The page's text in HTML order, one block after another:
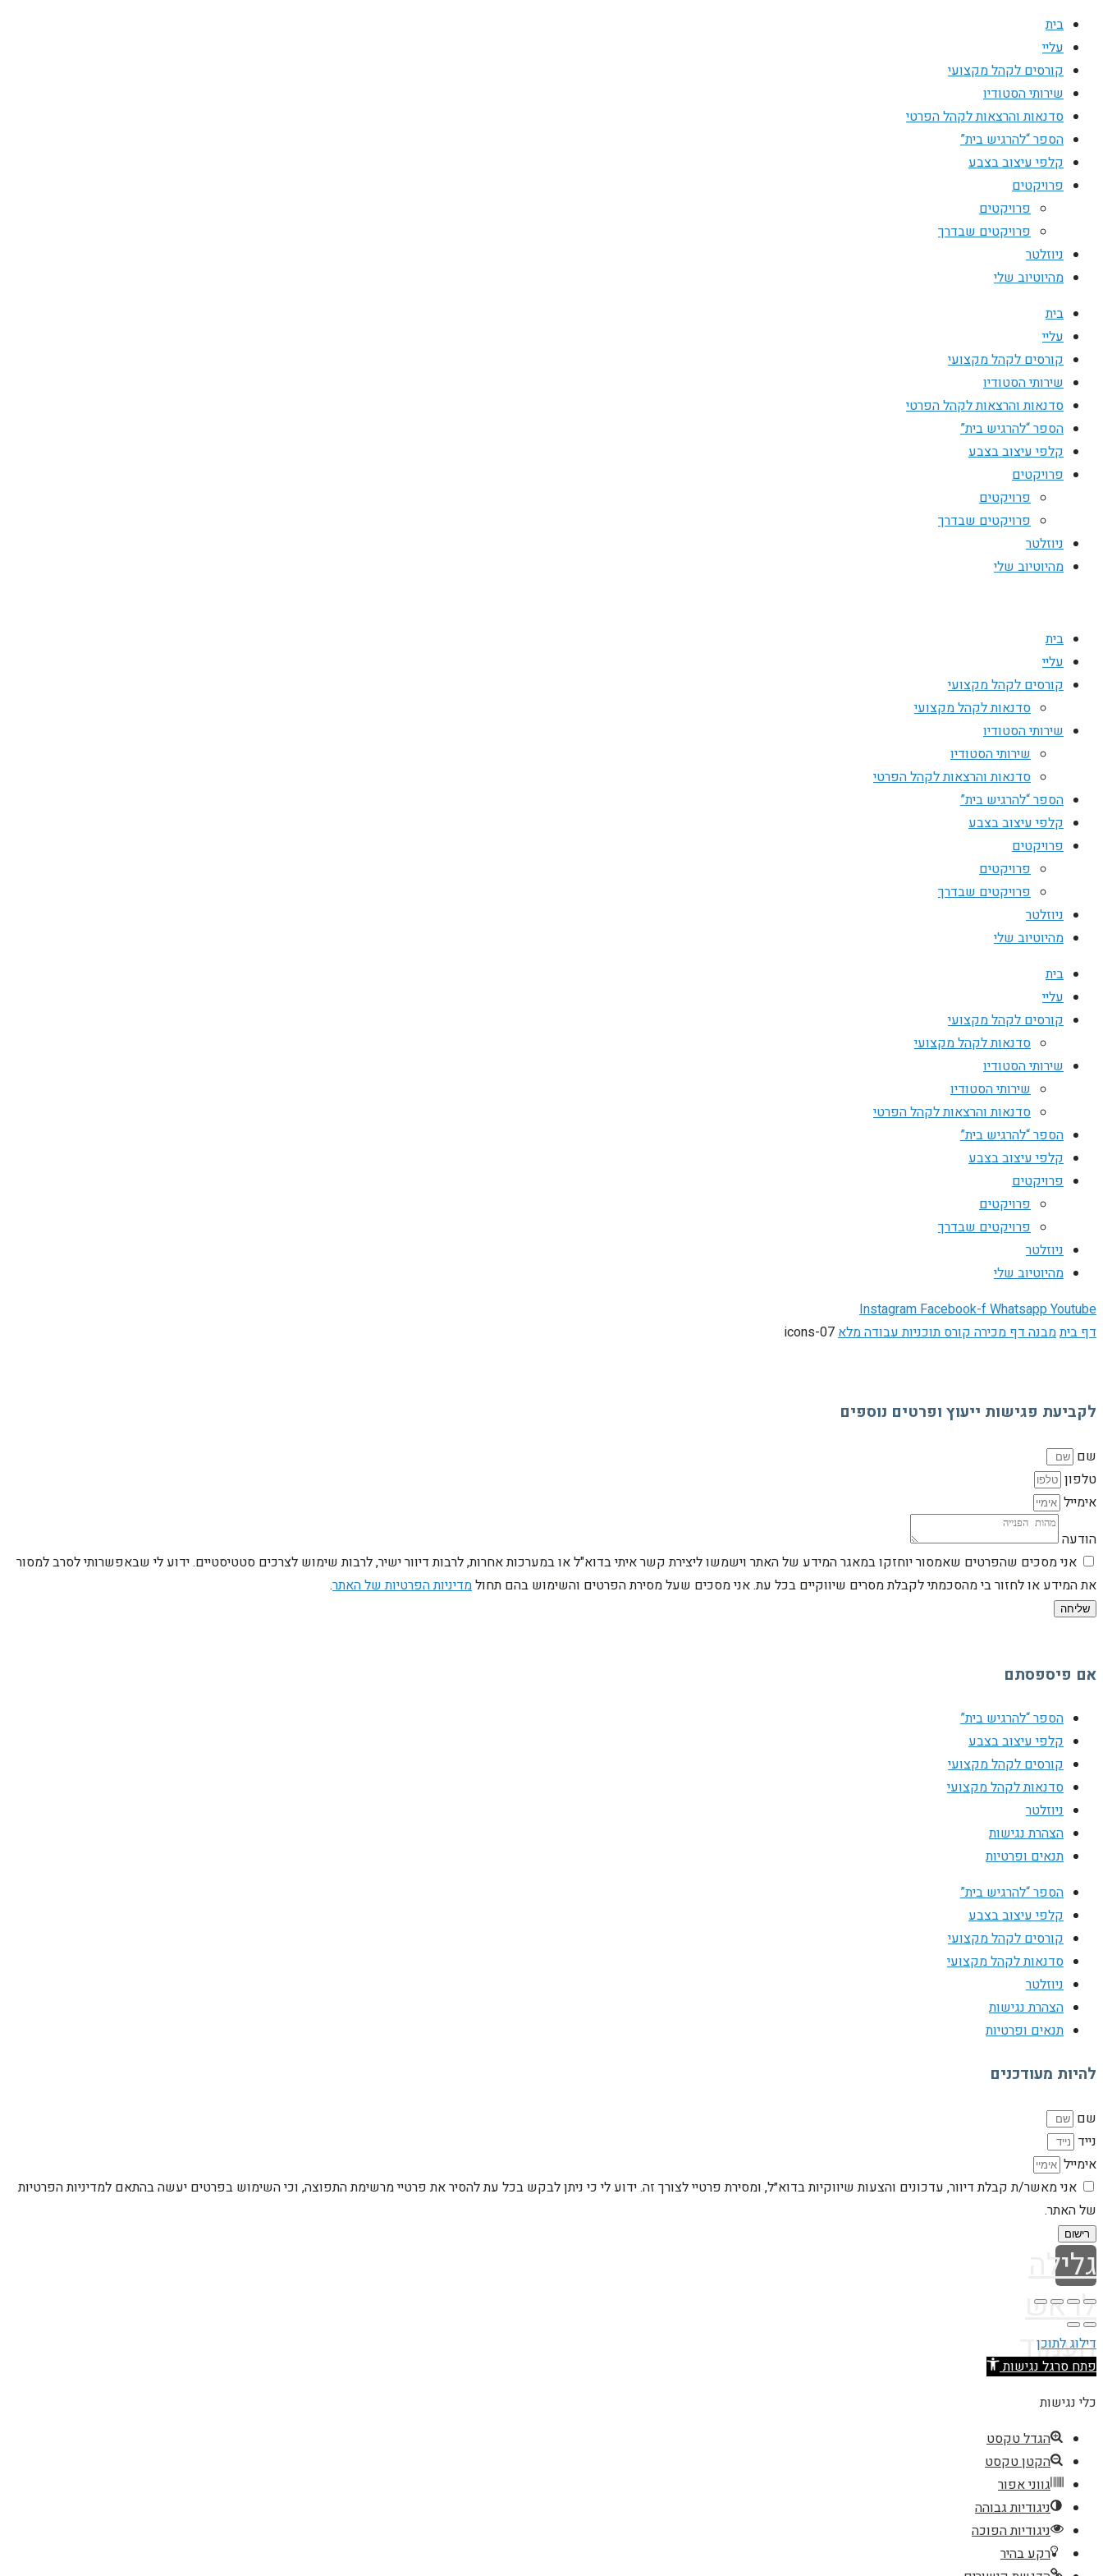
בית
עליי
קורסים לקהל מקצועי
שירותי הסטודיו
סדנאות והרצאות לקהל הפרטי
הספר “להרגיש בית”
קלפי עיצוב בצבע
פרויקטים
פרויקטים
פרויקטים שבדרך
ניוזלטר
מהיוטיוב שלי
בית
עליי
קורסים לקהל מקצועי
שירותי הסטודיו
סדנאות והרצאות לקהל הפרטי
הספר “להרגיש בית”
קלפי עיצוב בצבע
פרויקטים
פרויקטים
פרויקטים שבדרך
ניוזלטר
מהיוטיוב שלי
בית
עליי
קורסים לקהל מקצועי
סדנאות לקהל מקצועי
שירותי הסטודיו
שירותי הסטודיו
סדנאות והרצאות לקהל הפרטי
הספר “להרגיש בית”
קלפי עיצוב בצבע
פרויקטים
פרויקטים
פרויקטים שבדרך
ניוזלטר
מהיוטיוב שלי
בית
עליי
קורסים לקהל מקצועי
סדנאות לקהל מקצועי
שירותי הסטודיו
שירותי הסטודיו
סדנאות והרצאות לקהל הפרטי
הספר “להרגיש בית”
קלפי עיצוב בצבע
פרויקטים
פרויקטים
פרויקטים שבדרך
ניוזלטר
מהיוטיוב שלי
InstagramFacebook-fWhatsappYoutube
דף ביתמבנה דף מכירה קורס תוכניות עבודה מלאicons-07
לקביעת פגישות ייעוץ ופרטים נוספים
שם
טלפון
אימייל
הודעה
אני מסכים שהפרטים שאמסור יוחזקו במאגר המידע של האתר וישמשו ליצירת קשר איתי בדוא"ל או במערכות אחרות, לרבות דיוור ישיר, לרבות שימוש לצרכים סטטיסטיים. ידוע לי שבאפשרותי לסרב למסור
את המידע או לחזור בי מהסכמתי לקבלת מסרים שיווקיים בכל עת. אני מסכים שעל מסירת הפרטים והשימוש בהם תחולמדיניות הפרטיות של האתר.
שליחה
אם פיספסתם
הספר “להרגיש בית”
קלפי עיצוב בצבע
קורסים לקהל מקצועי
סדנאות לקהל מקצועי
ניוזלטר
הצהרת נגישות
תנאים ופרטיות
הספר “להרגיש בית”
קלפי עיצוב בצבע
קורסים לקהל מקצועי
סדנאות לקהל מקצועי
ניוזלטר
הצהרת נגישות
תנאים ופרטיות
להיות מעודכנים
שם
נייד
אימייל
אני מאשר/ת קבלת דיוור, עדכונים והצעות שיווקיות בדוא״ל, ומסירת פרטיי לצורך זה. ידוע לי כי ניתן לבקש בכל עת להסיר את פרטיי מרשימת התפוצה, וכי השימוש בפרטים יעשה בהתאם למדיניות הפרטיות
של האתר.
רישום
גלילה
לראש
העמוד
דילוג לתוכן
פתח סרגל נגישות
כלי נגישות
הגדל טקסט
הקטן טקסט
גווני אפור
ניגודיות גבוהה
ניגודיות הפוכה
רקע בהיר